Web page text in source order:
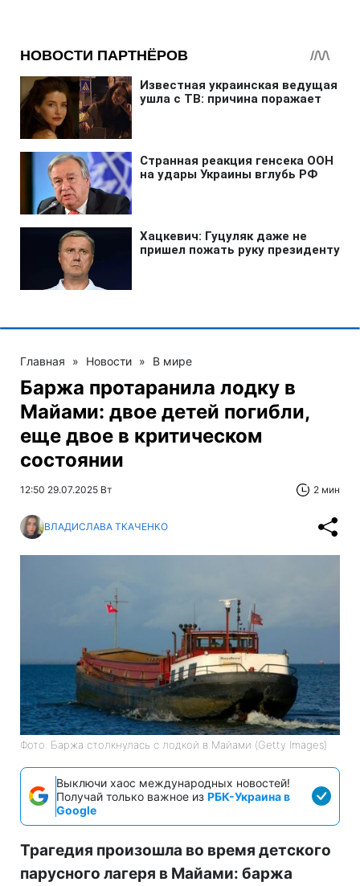
Главная » Новости » В мире
Баржа протаранила лодку в
Майами: двое детей погибли,
еще двое в критическом
состоянии
12:50 29.07.2025 Вт 2 мин
ВЛАДИСЛАВА ТКАЧЕНКО
Фото: Баржа столкнулась с лодкой в Майами (Getty Images)
Выключи хаос международных новостей!
Получай только важное из РБК-Украина в
Google
Трагедия произошла во время детского
парусного лагеря в Майами: баржа